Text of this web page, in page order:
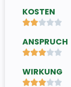
KOSTEN

ANSPRUCH

WIRKUNG
